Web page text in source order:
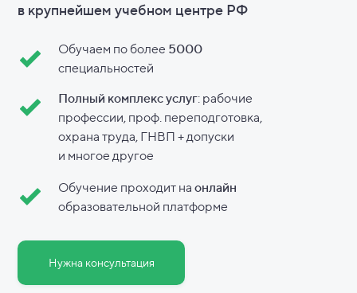
Нужна консультация
в крупнейшем учебном центре РФ
Обучаем по более 5000
специальностей
Обучение проходит наонлайн
образовательной платформе
Полный комплекс услуг: рабочие
профессии, проф. переподготовка,
охрана труда, ГНВП + допуски
и многое другое